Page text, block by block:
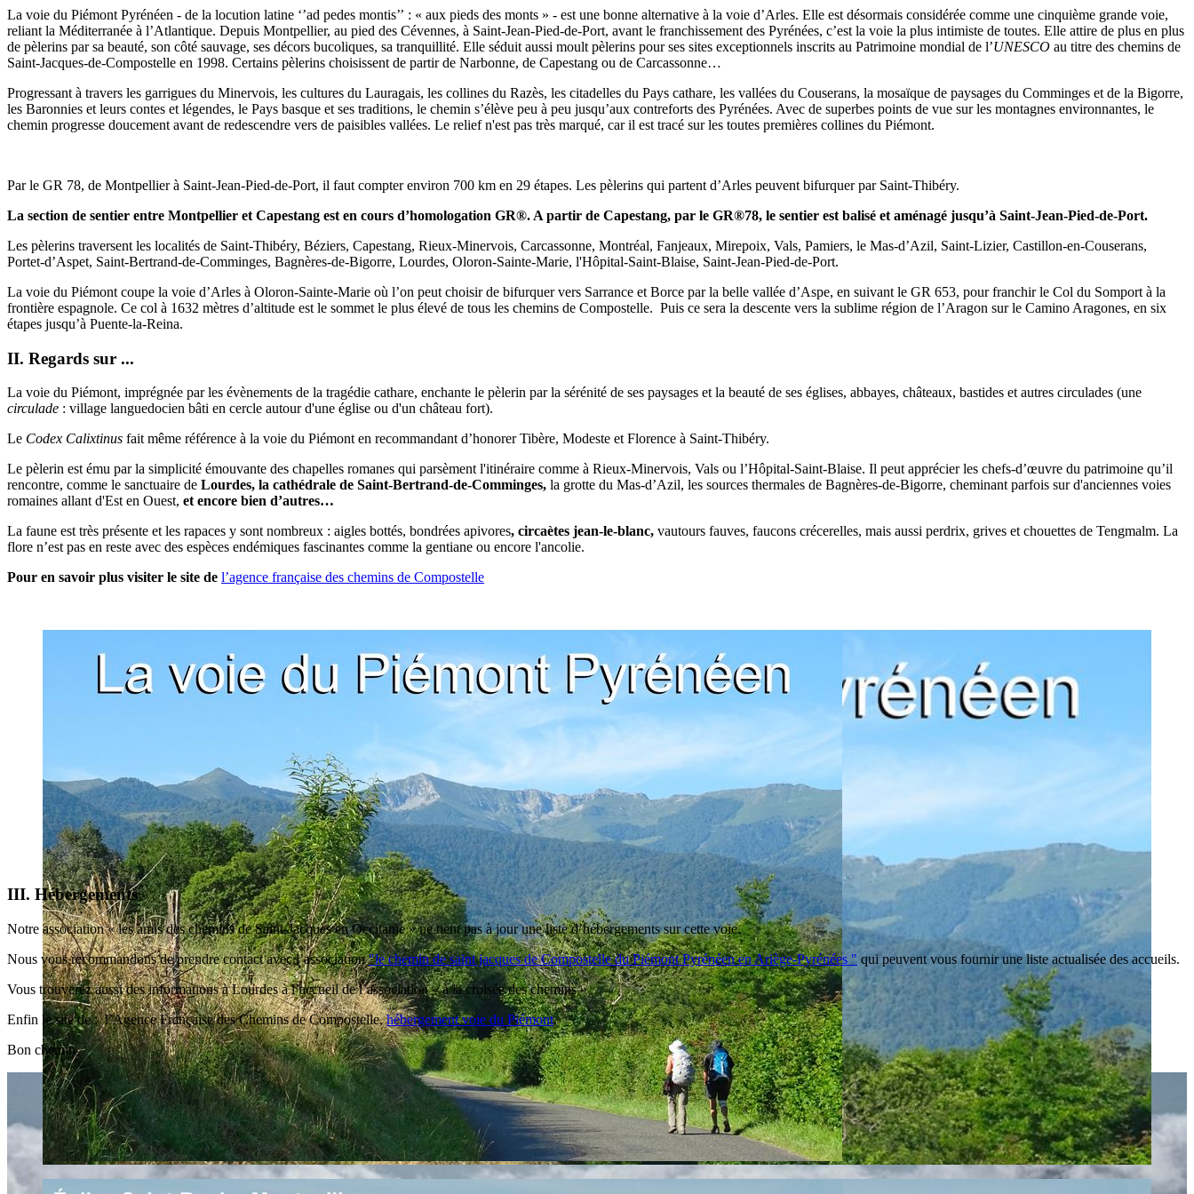
La voie du Piémont Pyrénéen - de la locution latine ‘’ad pedes montis’’ : « aux pieds des monts » - est une bonne alternative à la voie d’Arles. Elle est désormais considérée comme une cinquième grande voie,
reliant la Méditerranée à l’Atlantique. Depuis Montpellier, au pied des Cévennes, à Saint-Jean-Pied-de-Port, avant le franchissement des Pyrénées, c’est la voie la plus intimiste de toutes. Elle attire de plus en plus
de pèlerins par sa beauté, son côté sauvage, ses décors bucoliques, sa tranquillité. Elle séduit aussi moult pèlerins pour ses sites exceptionnels inscrits au Patrimoine mondial de l’UNESCO au titre des chemins de
Saint-Jacques-de-Compostelle en 1998. Certains pèlerins choisissent de partir de Narbonne, de Capestang ou de Carcassonne…
Progressant à travers les garrigues du Minervois, les cultures du Lauragais, les collines du Razès, les citadelles du Pays cathare, les vallées du Couserans, la mosaïque de paysages du Comminges et de la Bigorre,
les Baronnies et leurs contes et légendes, le Pays basque et ses traditions, le chemin s’élève peu à peu jusqu’aux contreforts des Pyrénées. Avec de superbes points de vue sur les montagnes environnantes, le
chemin progresse doucement avant de redescendre vers de paisibles vallées. Le relief n'est pas très marqué, car il est tracé sur les toutes premières collines du Piémont.
Par le GR 78, de Montpellier à Saint-Jean-Pied-de-Port, il faut compter environ 700 km en 29 étapes. Les pèlerins qui partent d’Arles peuvent bifurquer par Saint-Thibéry.
La section de sentier entre Montpellier et Capestang est en cours d’homologation GR®. A partir de Capestang, par le GR®78, le sentier est balisé et aménagé jusqu’à Saint-Jean-Pied-de-Port.
Les pèlerins traversent les localités de Saint-Thibéry, Béziers, Capestang, Rieux-Minervois, Carcassonne, Montréal, Fanjeaux, Mirepoix, Vals, Pamiers, le Mas-d’Azil, Saint-Lizier, Castillon-en-Couserans,
Portet-d’Aspet, Saint-Bertrand-de-Comminges, Bagnères-de-Bigorre, Lourdes, Oloron-Sainte-Marie, l'Hôpital-Saint-Blaise, Saint-Jean-Pied-de-Port.
La voie du Piémont coupe la voie d’Arles à Oloron-Sainte-Marie où l’on peut choisir de bifurquer vers Sarrance et Borce par la belle vallée d’Aspe, en suivant le GR 653, pour franchir le Col du Somport à la
frontière espagnole. Ce col à 1632 mètres d’altitude est le sommet le plus élevé de tous les chemins de Compostelle. Puis ce sera la descente vers la sublime région de l’Aragon sur le Camino Aragones, en six
étapes jusqu’à Puente-la-Reina.
II. Regards sur ...
La voie du Piémont, imprégnée par les évènements de la tragédie cathare, enchante le pèlerin par la sérénité de ses paysages et la beauté de ses églises, abbayes, châteaux, bastides et autres circulades (une
circulade : village languedocien bâti en cercle autour d'une église ou d'un château fort).
Le Codex Calixtinus fait même référence à la voie du Piémont en recommandant d’honorer Tibère, Modeste et Florence à Saint-Thibéry.
Le pèlerin est ému par la simplicité émouvante des chapelles romanes qui parsèment l'itinéraire comme à Rieux-Minervois, Vals ou l’Hôpital-Saint-Blaise. Il peut apprécier les chefs-d’œuvre du patrimoine qu’il
rencontre, comme le sanctuaire de Lourdes, la cathédrale de Saint-Bertrand-de-Comminges, la grotte du Mas-d’Azil, les sources thermales de Bagnères-de-Bigorre, cheminant parfois sur d'anciennes voies
romaines allant d'Est en Ouest, et encore bien d’autres…
La faune est très présente et les rapaces y sont nombreux : aigles bottés, bondrées apivores, circaètes jean-le-blanc, vautours fauves, faucons crécerelles, mais aussi perdrix, grives et chouettes de Tengmalm. La
flore n’est pas en reste avec des espèces endémiques fascinantes comme la gentiane ou encore l'ancolie.
Pour en savoir plus visiter le site de l’agence française des chemins de Compostelle
III. Hébergements
Notre association « les amis des chemins de Saint-Jacques en Occitanie » ne tient pas à jour une liste d’hébergements sur cette voie.
Nous vous recommandons de prendre contact avec l’association"le chemin de saint jacques de Compostelle du Piémont Pyrénéen en Ariège-Pyrénées " qui peuvent vous fournir une liste actualisée des accueils.
Vous trouverez aussi des informations à Lourdes à l’accueil de l’association « à la croisée des chemins »
Enfin le site de : l’Agence Française des Chemins de Compostelle,hébergement voie du Piémont.
Bon chemin